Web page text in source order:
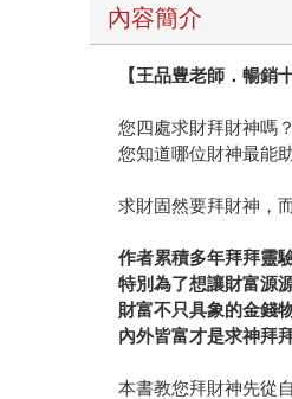
內容簡介
【王品豊老師．暢銷
您四處求財拜財神嗎？
您知道哪位財神最能
求財固然要拜財神，
作者累積多年拜拜靈
特別為了想讓財富源
財富不只具象的金錢
內外皆富才是求神拜
本書教您拜財神先從